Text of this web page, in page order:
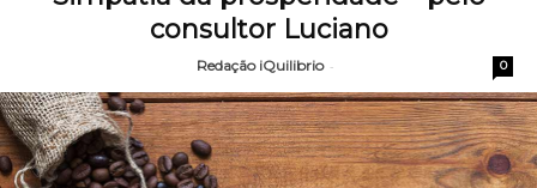
consultor Luciano
Redação iQuilibrio - 0